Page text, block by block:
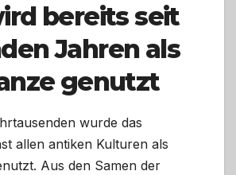
bereits seit
Jahren als
genutzt
wurde das
allen antiken Kulturen als
Aus den Samen der